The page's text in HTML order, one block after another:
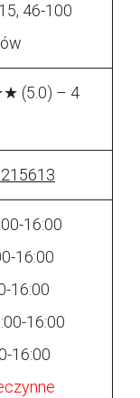
46-100
(5.0) – 4
16:00
16:00
16:00
16:00
16:00